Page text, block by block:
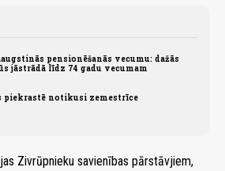
pensionēšanās vecumu: dažās
jāstrādā līdz 74 gadu vecumam
piekrastē notikusi zemestrīce
Zivrūpnieku savienības pārstāvjiem,